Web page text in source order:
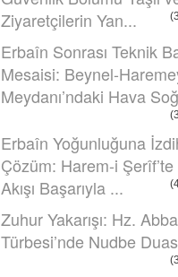
Ziyaretçilerin Yan...
Erbaîn Sonrası Teknik
Mesaisi: Beynel-
Meydanı’ndaki Hava
Erbaîn Yoğunluğuna
Çözüm: Harem-i
Akışı Başarıyla ...
Zuhur Yakarışı: Hz.
Türbesi’nde Nudbe